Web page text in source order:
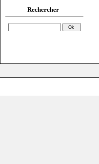
Rechercher